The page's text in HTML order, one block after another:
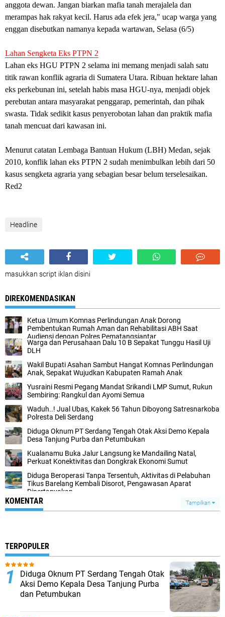
anggota dewan. Jangan biarkan mafia tanah merajalela dan
merampas hak rakyat kecil. Harus ada efek jera," ucap warga yang
enggan disebutkan namanya kepada wartawan, Selasa (6/5)
Lahan Sengketa Eks PTPN 2
Lahan eks HGU PTPN 2 selama ini memang menjadi salah satu
titik rawan konflik agraria di Sumatera Utara. Ribuan hektare lahan
eks perkebunan ini, setelah habis masa HGU-nya, menjadi objek
perebutan antara masyarakat penggarap, pemerintah, dan pihak
swasta. Tidak sedikit kasus penyerobotan lahan dan praktik mafia
tanah mencuat dari kawasan ini.
Menurut catatan Lembaga Bantuan Hukum (LBH) Medan, sejak
2010, konflik lahan eks PTPN 2 sudah menimbulkan lebih dari 50
kasus sengketa agraria yang sebagian besar belum terselesaikan.
Red2
Headline
masukkan script iklan disini
DIREKOMENDASIKAN
Ketua Umum Komnas Perlindungan Anak Dorong
Pembentukan Rumah Aman dan Rehabilitasi ABH Saat
Audiensi dengan Polres Pematangsiantar
Warga dan Perusahaan Dalu 10 B Sepakat Tunggu Hasil Uji
DLH
Wakil Bupati Asahan Sambut Hangat Komnas Perlindungan
Anak, Sepakat Wujudkan Kabupaten Ramah Anak
Yusraini Resmi Pegang Mandat Srikandi LMP Sumut, Rukun
Sembiring: Rangkul dan Ayomi Semua
Waduh..! Jual Ubas, Kakek 56 Tahun Diboyong Satresnarkoba
Polresta Deli Serdang
Diduga Oknum PT Serdang Tengah Otak Aksi Demo Kepala
Desa Tanjung Purba dan Petumbukan
Kualanamu Buka Jalur Langsung ke Mandailing Natal,
Perkuat Konektivitas dan Dongkrak Ekonomi Sumut
Diduga Beroperasi Tanpa Tersentuh, Aktivitas di Pelabuhan
Tikus Barelang Kembali Disorot, Pengawasan Aparat
Dipertanyakan
KOMENTAR Tampilkan
TERPOPULER
Diduga Oknum PT Serdang Tengah Otak
Aksi Demo Kepala Desa Tanjung Purba
dan Petumbukan